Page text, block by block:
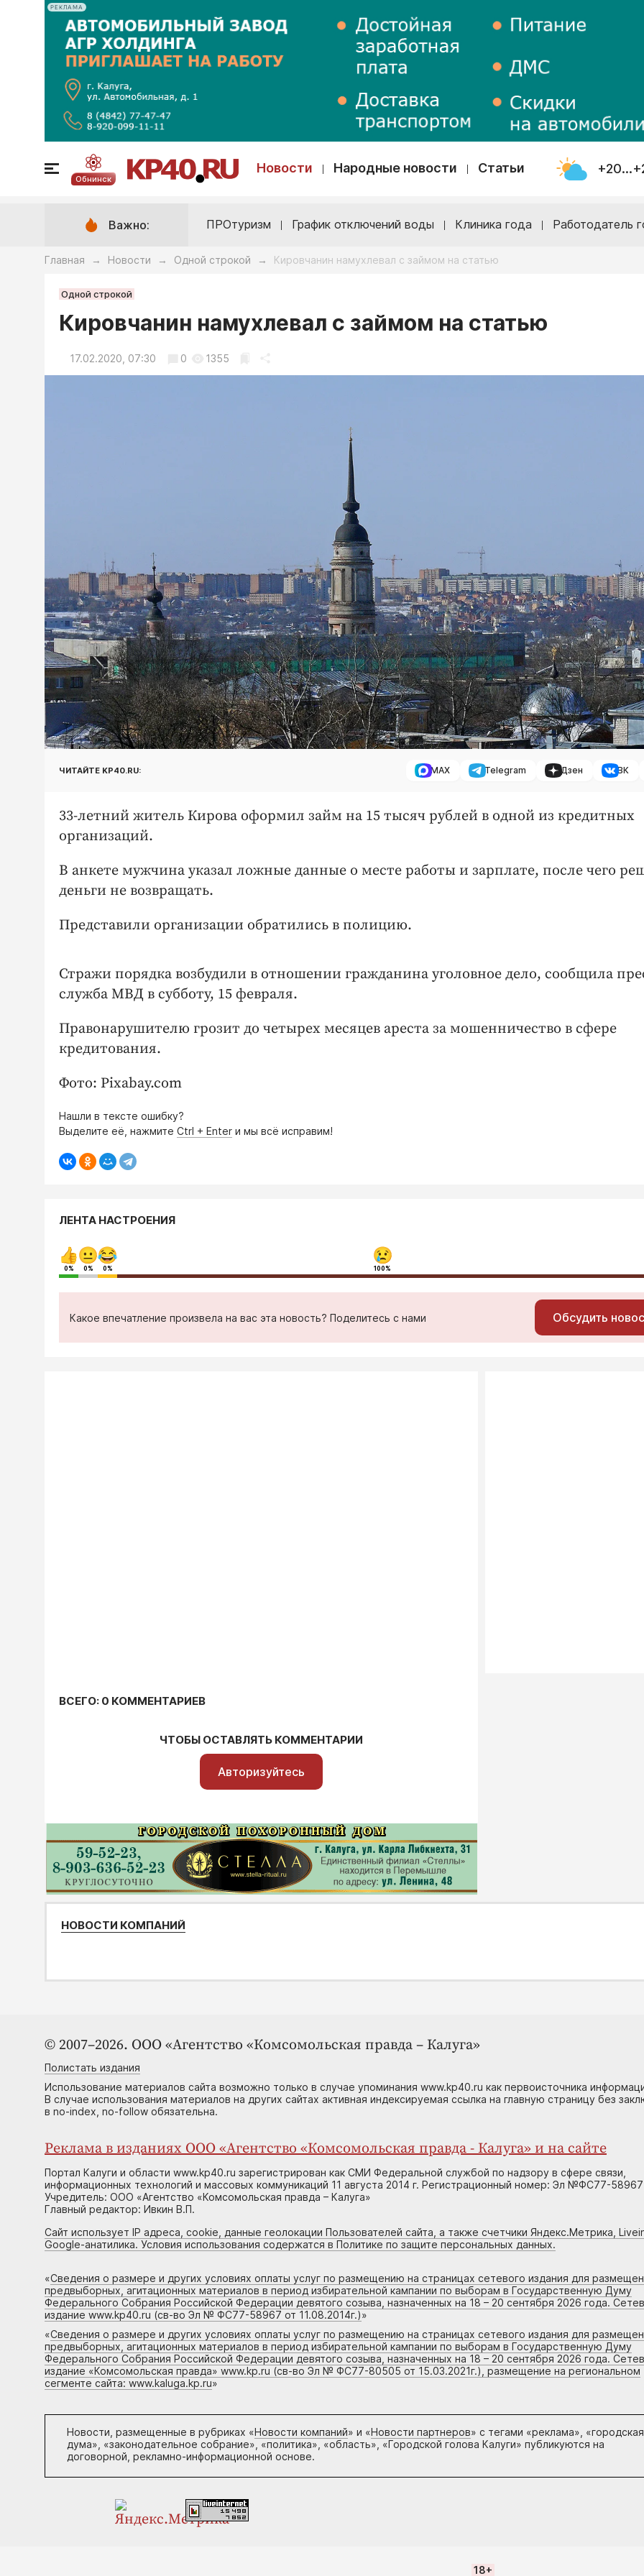
РЕКЛАМА
Обнинск
Новости Народные новости Статьи
Важно: ПРОтуризм График отключений воды Клиника года Работодатель
Главная → Новости → Одной строкой → Кировчанин намухлевал с займом на статью
Одной строкой
Кировчанин намухлевал с займом на статью
17.02.2020, 07:30 0 1355
ЧИТАЙТЕ KP40.RU: MAX Telegram Дзен ВК
33-летний житель Кирова оформил займ на 15 тысяч рублей в одной из кредитных
организаций.
В анкете мужчина указал ложные данные о месте работы и зарплате, после чего
деньги не возвращать.
Представили организации обратились в полицию.
Стражи порядка возбудили в отношении гражданина уголовное дело, сообщила
служба МВД в субботу, 15 февраля.
Правонарушителю грозит до четырех месяцев ареста за мошенничество в сфере
кредитования.
Фото: Pixabay.com
Нашли в тексте ошибку?
Выделите её, нажмите Ctrl + Enter и мы всё исправим!
ЛЕНТА НАСТРОЕНИЯ
0% 0% 0% 100%
Какое впечатление произвела на вас эта новость? Поделитесь с нами Обсудить
ВСЕГО: 0 КОММЕНТАРИЕВ
ЧТОБЫ ОСТАВЛЯТЬ КОММЕНТАРИИ
Авторизуйтесь
НОВОСТИ КОМПАНИЙ
© 2007–2026. ООО «Агентство «Комсомольская правда – Калуга»
Полистать издания
Использование материалов сайта возможно только в случае упоминания www.kp40.ru как первоисточника
В случае использования материалов на других сайтах активная индексируемая ссылка на главную страницу без
в no-index, no-follow обязательна.
Реклама в изданиях ООО «Агентство «Комсомольская правда - Калуга» и на сайте
Портал Калуги и области www.kp40.ru зарегистрирован как СМИ Федеральной службой по надзору в сфере связи,
информационных технологий и массовых коммуникаций 11 августа 2014 г. Регистрационный номер: Эл №ФС77-58967
Учредитель: ООО «Агентство «Комсомольская правда – Калуга»
Главный редактор: Ивкин В.П.
Сайт использует IP адреса, cookie, данные геолокации Пользователей сайта, а также счетчики Яндекс.Метрика,
Google-анатилика. Условия использования содержатся в Политике по защите персональных данных.
«Сведения о размере и других условиях оплаты услуг по размещению на страницах сетевого издания для
предвыборных, агитационных материалов в период избирательной кампании по выборам в Государственную Думу
Федерального Собрания Российской Федерации девятого созыва, назначенных на 18 – 20 сентября 2026 года.
издание www.kp40.ru (св-во Эл № ФС77-58967 от 11.08.2014г.)»
«Сведения о размере и других условиях оплаты услуг по размещению на страницах сетевого издания для
предвыборных, агитационных материалов в период избирательной кампании по выборам в Государственную Думу
Федерального Собрания Российской Федерации девятого созыва, назначенных на 18 – 20 сентября 2026 года.
издание «Комсомольская правда» www.kp.ru (св-во Эл № ФС77-80505 от 15.03.2021г.), размещение на региональном
сегменте сайта: www.kaluga.kp.ru»
Новости, размещенные в рубриках «Новости компаний» и «Новости партнеров» с тегами «реклама», «городская
дума», «законодательное собрание», «политика», «область», «Городской голова Калуги» публикуются на
договорной, рекламно-информационной основе.
18+